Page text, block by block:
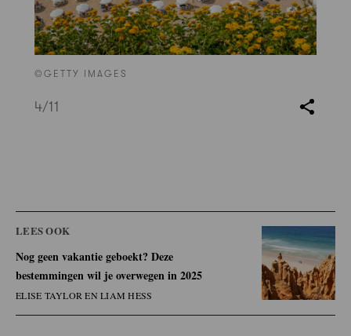
©GETTY IMAGES
4/11
LEES OOK
Nog geen vakantie geboekt? Deze
bestemmingen wil je overwegen in 2025
ELISE TAYLOR EN LIAM HESS